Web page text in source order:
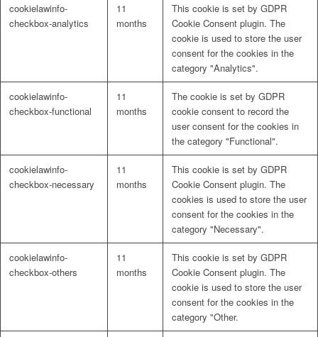
cookielawinfo-
checkbox-analytics
11
months
This cookie is set by GDPR
Cookie Consent plugin. The
cookie is used to store the user
consent for the cookies in the
category "Analytics".
cookielawinfo-
checkbox-functional
11
months
The cookie is set by GDPR
cookie consent to record the
user consent for the cookies in
the category "Functional".
cookielawinfo-
checkbox-necessary
11
months
This cookie is set by GDPR
Cookie Consent plugin. The
cookies is used to store the user
consent for the cookies in the
category "Necessary".
cookielawinfo-
checkbox-others
11
months
This cookie is set by GDPR
Cookie Consent plugin. The
cookie is used to store the user
consent for the cookies in the
category "Other.